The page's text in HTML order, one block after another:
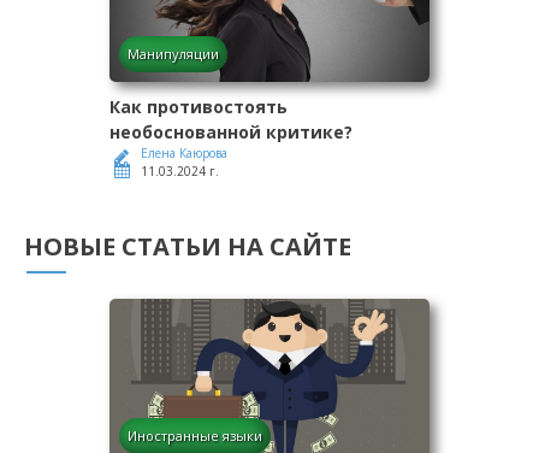
Манипуляции
Как противостоять
необоснованной критике?
Елена Каюрова
11.03.2024 г.
НОВЫЕ СТАТЬИ НА САЙТЕ
Иностранные языки